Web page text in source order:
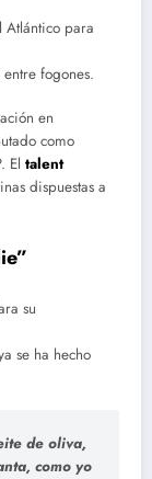
Atlántico para
fogones.
en
como
. El talent
dispuestas a
su
se ha hecho
de oliva,
como yo